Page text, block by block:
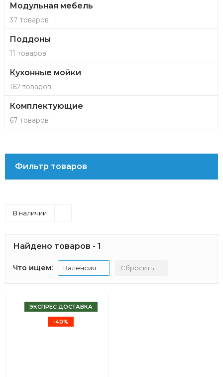
Модульная мебель
37 товаров
Поддоны
11 товаров
Кухонные мойки
162 товаров
Комплектующие
67 товаров
Фильтр товаров
В наличии
Найдено товаров - 1
Что ищем: Валенсия Сбросить
ЭКСПРЕС ДОСТАВКА
-40%